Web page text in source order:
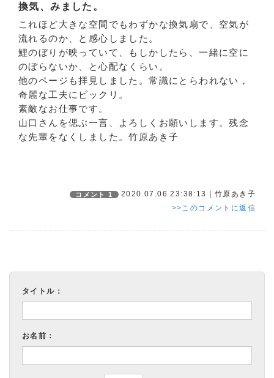
換気、みました。
これほど大きな空間でもわずかな換気扇で、空気が
流れるのか、と感心しました。
鯉のぼりが映っていて、もしかしたら、一緒に空に
のぼらないか、と心配なくらい。
他のページも拝見しました。常識にとらわれない，
奇麗な工夫にビックリ。
素敵なお仕事です。
山口さんを偲ぶ一言、よろしくお願いします。残念
な先輩をなくしました。竹原あき子
コメント 1
2020.07.06 23:38:13｜竹原あき子
>>このコメントに返信
タイトル：
お名前：